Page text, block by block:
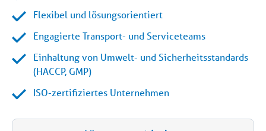
Flexibel und lösungsorientiert
Engagierte Transport- und Serviceteams
Einhaltung von Umwelt- und Sicherheitsstandards
(HACCP, GMP)
ISO-zertifiziertes Unternehmen